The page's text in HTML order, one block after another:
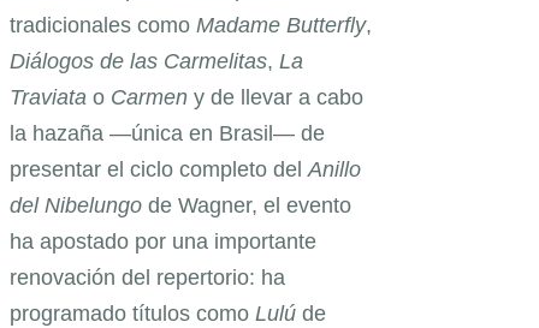
tradicionales como Madame Butterfly,
Diálogos de las Carmelitas, La
Traviata o Carmen y de llevar a cabo
la hazaña —única en Brasil— de
presentar el ciclo completo delAnillo
del Nibelungo de Wagner, el evento
ha apostado por una importante
renovación del repertorio: ha
programado títulos como Lulú de